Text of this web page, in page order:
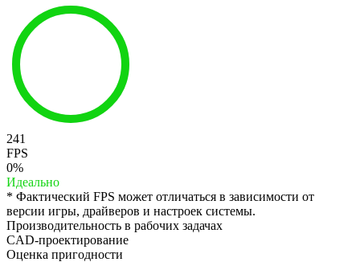
241
FPS
0%
Идеально
* Фактический FPS может отличаться в зависимости от
версии игры, драйверов и настроек системы.
Производительность в рабочих задачах
CAD-проектирование
Оценка пригодности